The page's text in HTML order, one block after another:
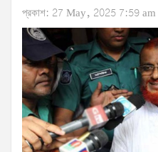
প্রকাশ: 27 May, 2025 7:59 am